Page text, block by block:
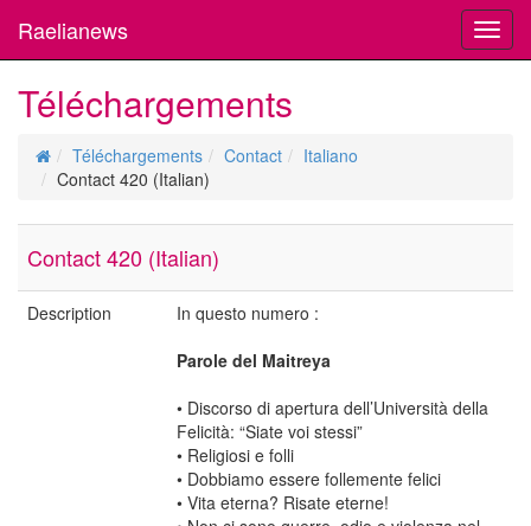
Raelianews
Téléchargements
Téléchargements Contact
Italiano
Contact 420 (Italian)
Contact 420 (Italian)
Description
In questo numero :
Parole del Maitreya
• Discorso di apertura dell’Università della
Felicità: “Siate voi stessi”
• Religiosi e folli
• Dobbiamo essere follemente felici
• Vita eterna? Risate eterne!